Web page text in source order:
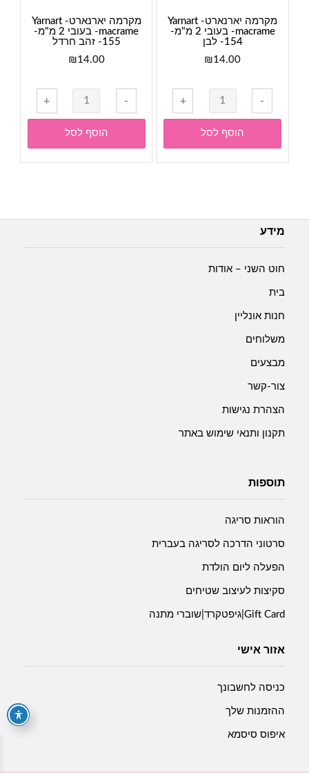
מקרמה יארנארט- Yarnart
macrame- בעובי 2 מ"מ-
154- לבן
₪14.00
-
כמות
של
מקרמה
יארנארט-
Yarnart
154-
+
הוסף לסל
מקרמה יארנארט- Yarnart
macrame- בעובי 2 מ"מ-
155- זהב חרדל
₪14.00
-
כמות
של
מקרמה
יארנארט-
Yarnart
155-
+
הוסף לסל
מידע
חוט השני – אודות
בית
חנות אונליין
משלוחים
מבצעים
צור-קשר
הצהרת נגישות
תקנון ותנאי שימוש באתר
תוספות
הוראות סריגה
סרטוני הדרכה לסריגה בעברית
הפעלה ליום הולדת
סקיצות לעיצוב שטיחים
Gift Card|גיפטקרד|שוברי מתנה
אזור אישי
כניסה לחשבונך
ההזמנות שלך
איפוס סיסמא